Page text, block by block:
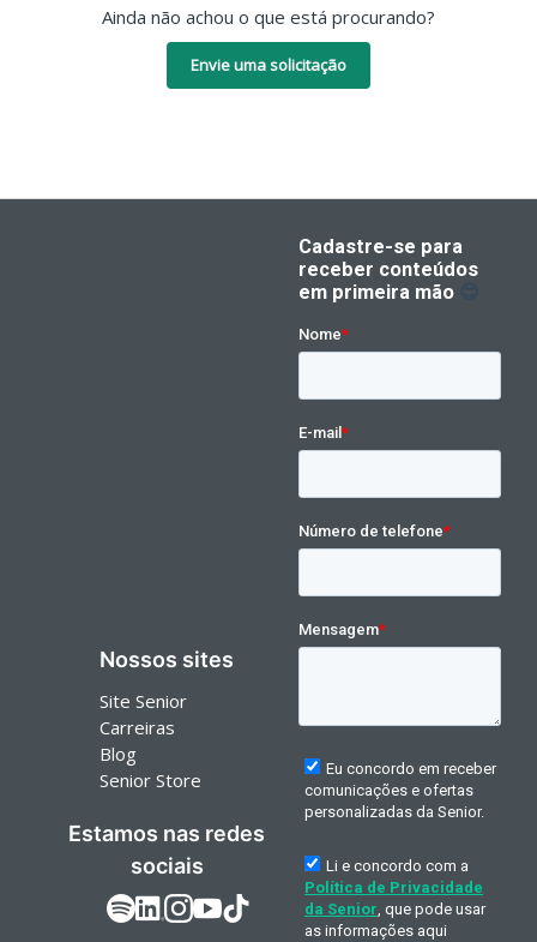
Ainda não achou o que está procurando?
Envie uma solicitação
Nossos sites
Site Senior
Carreiras
Blog
Senior Store
Estamos nas redes
sociais